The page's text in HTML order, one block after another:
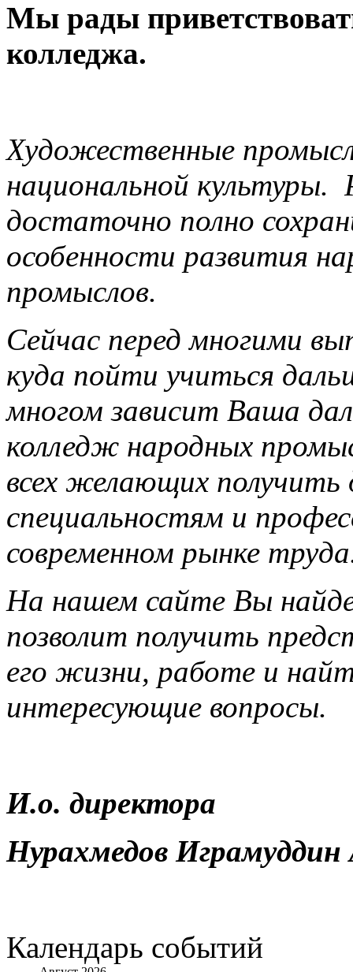
Мы рады
колледжа.
Художественные
национальной культуры.
достаточно полно
особенности развития
промыслов.
Сейчас перед многими
куда пойти учиться
многом зависит Ваша
колледж народных
всех желающих получить
специальностям и
современном рынке
На нашем сайте Вы
позволит получить
его жизни, работе и
интересующие вопросы.
И.о. директора
Нурахмедов Играмуддин
Календарь событий